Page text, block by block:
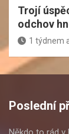
Trojí
odchov
1 týdnem
Poslední